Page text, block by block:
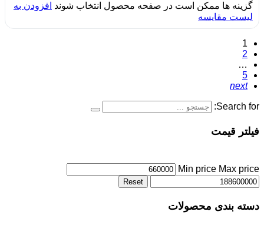
گزینه ها ممکن است در صفحه محصول انتخاب شوند افزودن به
لیست مقایسه
1
2
…
5
next
Search for:
فیلتر قیمت
Min price Max price
Reset
دسته بندی محصولات